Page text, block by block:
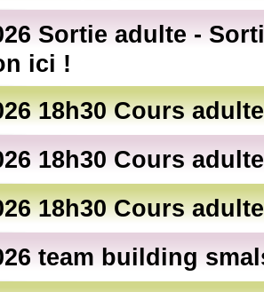
Sortie adulte -
ici !
18h30 Cours
18h30 Cours
18h30 Cours
team building